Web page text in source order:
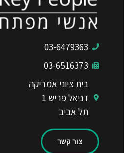
03-6479363
03-6516373
בית ציוני אמריקה
דניאל פריש 1
תל אביב
צור קשר